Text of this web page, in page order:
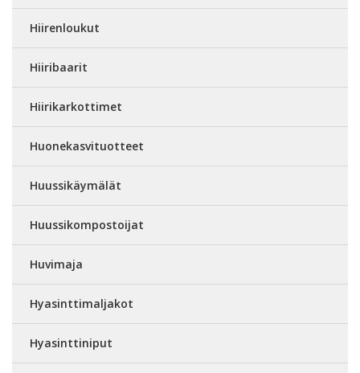
Hiirenloukut
Hiiribaarit
Hiirikarkottimet
Huonekasvituotteet
Huussikäymälät
Huussikompostoijat
Huvimaja
Hyasinttimaljakot
Hyasinttiniput